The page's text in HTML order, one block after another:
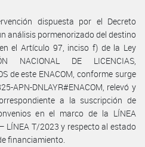
dispuesta por el Decreto
análisis pormenorizado del destino
el Artículo 97, inciso f) de la Ley
NACIONAL DE LICENCIAS,
de este ENACOM, conforme surge
APN-DNLAYR#ENACOM, relevó y
a la suscripción de
en el marco de la LÍNEA
LÍNEA T/2023 y respecto al estado
financiamiento.